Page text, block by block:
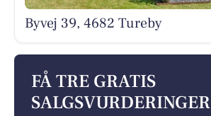
Byvej 39, 4682 Tureby
FÅ TRE GRATIS
SALGSVURDERINGER